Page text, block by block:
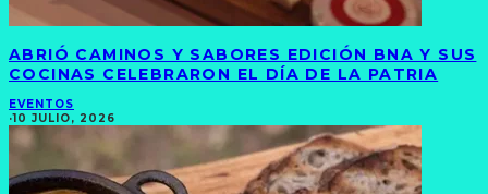
ABRIÓ CAMINOS Y SABORES EDICIÓN BNA Y SUS
COCINAS CELEBRARON EL DÍA DE LA PATRIA
EVENTOS
·10 JULIO, 2026